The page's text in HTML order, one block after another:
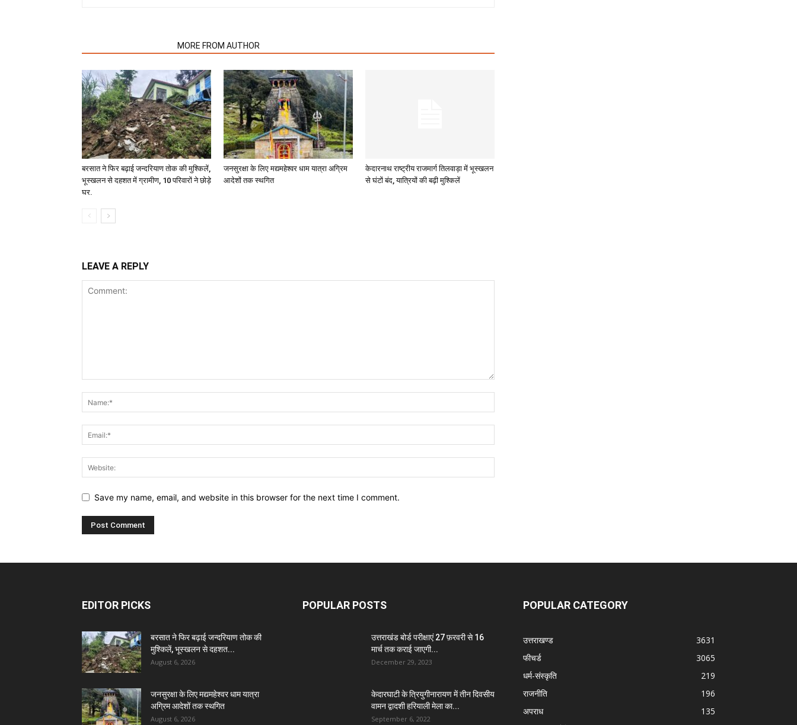
MORE FROM AUTHOR
बरसात ने फिर बढ़ाई जन्दरियाण तोक की मुश्किलें,
भूस्खलन से दहशत में ग्रामीण, 10 परिवारों ने छोड़े
घर.
जनसुरक्षा के लिए मद्यमहेश्वर धाम यात्रा अग्रिम
आदेशों तक स्थगित
केदारनाथ राष्ट्रीय राजमार्ग तिलवाड़ा में भूस्खलन
से घंटों बंद, यात्रियों की बढ़ी मुश्किलें
LEAVE A REPLY
Save my name, email, and website in this browser for the next time I comment.
EDITOR PICKS
बरसात ने फिर बढ़ाई जन्दरियाण तोक की
मुश्किलें, भूस्खलन से दहशत...
August 6, 2026
जनसुरक्षा के लिए मद्यमहेश्वर धाम यात्रा
अग्रिम आदेशों तक स्थगित
August 6, 2026
POPULAR POSTS
उत्तराखंड बोर्ड परीक्षाएं 27 फ़रवरी से 16
मार्च तक कराई जाएगी...
December 29, 2023
केदारघाटी के त्रियुगीनारायण में तीन दिवसीय
वामन द्वादशी हरियाली मेला का...
September 6, 2022
POPULAR CATEGORY
उत्तराखण्ड
3631
फीचर्ड
3065
धर्म-संस्कृति
219
राजनीति
196
अपराध
135